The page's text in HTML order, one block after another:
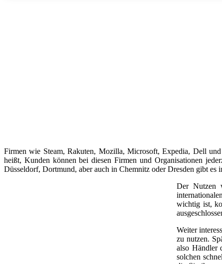
Firmen wie Steam, Rakuten, Mozilla, Microsoft, Expedia, Dell
heißt, Kunden können bei diesen Firmen und Organisationen
Düsseldorf, Dortmund, aber auch in Chemnitz oder Dresden gibt
Der Nutzen
wichtig ist,
Weiter
zu nutzen.
also Händler
solchen